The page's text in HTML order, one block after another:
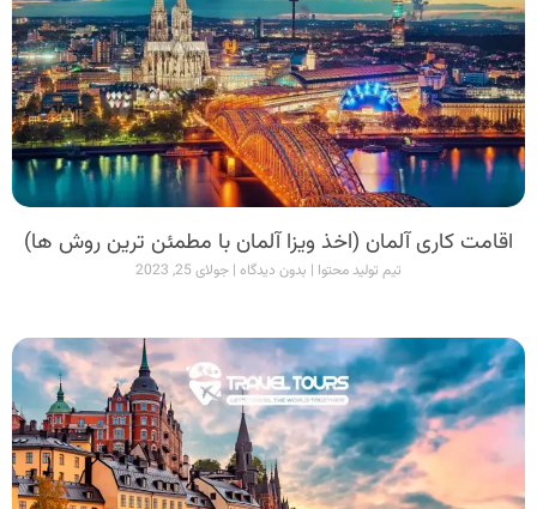
اقامت کاری آلمان (اخذ ویزا آلمان با مطمئن ترین روش ها)
تیم تولید محتوا بدون دیدگاه جولای 25, 2023